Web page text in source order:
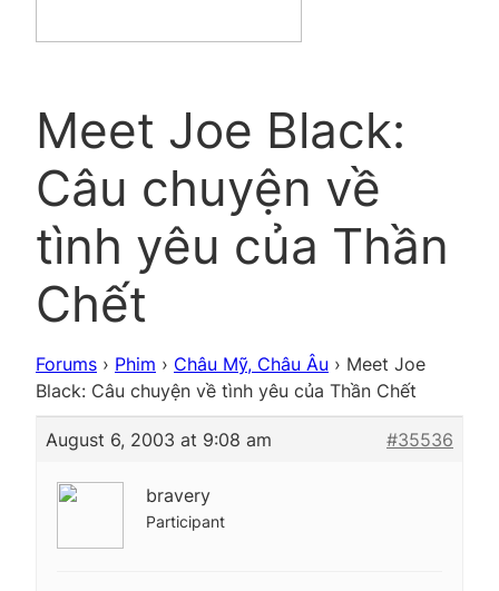
Meet Joe Black:
Câu chuyện về
tình yêu của Thần
Chết
Forums › Phim › Châu Mỹ, Châu Âu › Meet Joe
Black: Câu chuyện về tình yêu của Thần Chết
August 6, 2003 at 9:08 am #35536
bravery
Participant